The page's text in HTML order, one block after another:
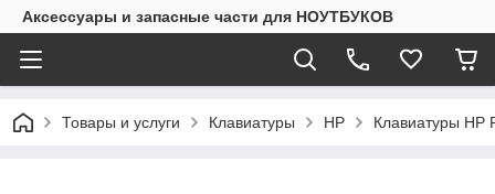
Аксессуары и запасные части для НОУТБУКОВ
Товары и услуги Клавиатуры HP Клавиатуры HP